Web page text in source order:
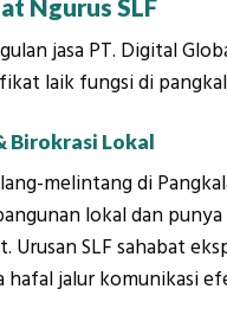
Ngurus SLF
jasa PT. Digital
laik fungsi di
Birokrasi Lokal
melintang di
lokal dan
Urusan SLF sahabat
hafal jalur komunikasi